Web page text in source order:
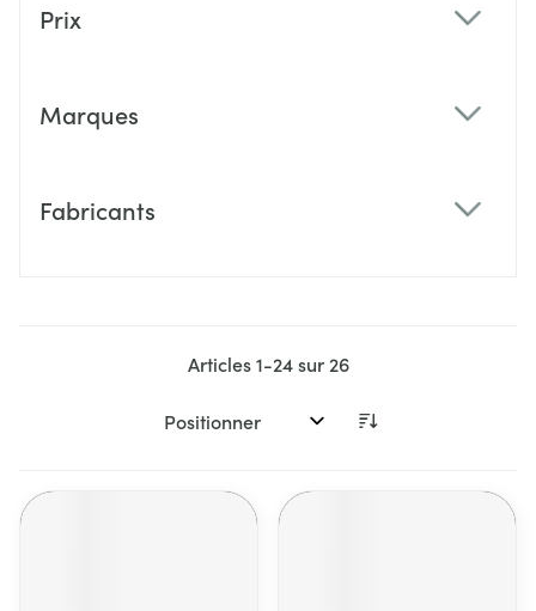
Prix
Marques
Fabricants
Articles1-24sur 26
Trier par: